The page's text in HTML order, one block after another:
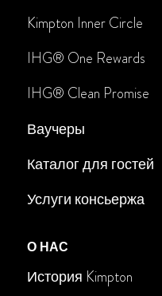
Kimpton Inner Circle
IHG® One Rewards
IHG® Clean Promise
Ваучеры
Каталог для гостей
Услуги консьержа
О НАС
История Kimpton